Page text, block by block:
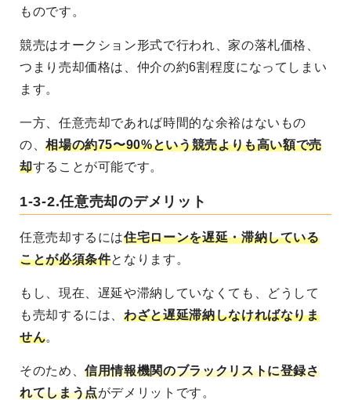
ものです。
競売はオークション形式で行われ、家の落札価格、
つまり売却価格は、仲介の約6割程度になってしまい
ます。
一方、任意売却であれば時間的な余裕はないもの
の、相場の約75〜90%という競売よりも高い額で売
却することが可能です。
1-3-2.任意売却のデメリット
任意売却するには住宅ローンを遅延・滞納している
ことが必須条件となります。
もし、現在、遅延や滞納していなくても、どうして
も売却するには、わざと遅延滞納しなければなりま
せん。
そのため、信用情報機関のブラックリストに登録さ
れてしまう点がデメリットです。